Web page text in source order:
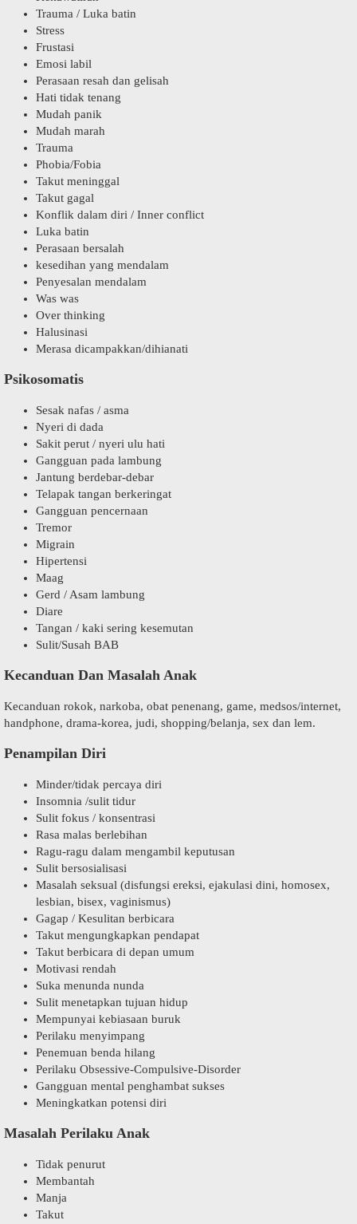
Trauma / Luka batin
Stress
Frustasi
Emosi labil
Perasaan resah dan gelisah
Hati tidak tenang
Mudah panik
Mudah marah
Trauma
Phobia/Fobia
Takut meninggal
Takut gagal
Konflik dalam diri / Inner conflict
Luka batin
Perasaan bersalah
kesedihan yang mendalam
Penyesalan mendalam
Was was
Over thinking
Halusinasi
Merasa dicampakkan/dihianati
Psikosomatis
Sesak nafas / asma
Nyeri di dada
Sakit perut / nyeri ulu hati
Gangguan pada lambung
Jantung berdebar-debar
Telapak tangan berkeringat
Gangguan pencernaan
Tremor
Migrain
Hipertensi
Maag
Gerd / Asam lambung
Diare
Tangan / kaki sering kesemutan
Sulit/Susah BAB
Kecanduan Dan Masalah Anak
Kecanduan rokok, narkoba, obat penenang, game, medsos/internet,
handphone, drama-korea, judi, shopping/belanja, sex dan lem.
Penampilan Diri
Minder/tidak percaya diri
Insomnia /sulit tidur
Sulit fokus / konsentrasi
Rasa malas berlebihan
Ragu-ragu dalam mengambil keputusan
Sulit bersosialisasi
Masalah seksual (disfungsi ereksi, ejakulasi dini, homosex,
lesbian, bisex, vaginismus)
Gagap / Kesulitan berbicara
Takut mengungkapkan pendapat
Takut berbicara di depan umum
Motivasi rendah
Suka menunda nunda
Sulit menetapkan tujuan hidup
Mempunyai kebiasaan buruk
Perilaku menyimpang
Penemuan benda hilang
Perilaku Obsessive-Compulsive-Disorder
Gangguan mental penghambat sukses
Meningkatkan potensi diri
Masalah Perilaku Anak
Tidak penurut
Membantah
Manja
Takut